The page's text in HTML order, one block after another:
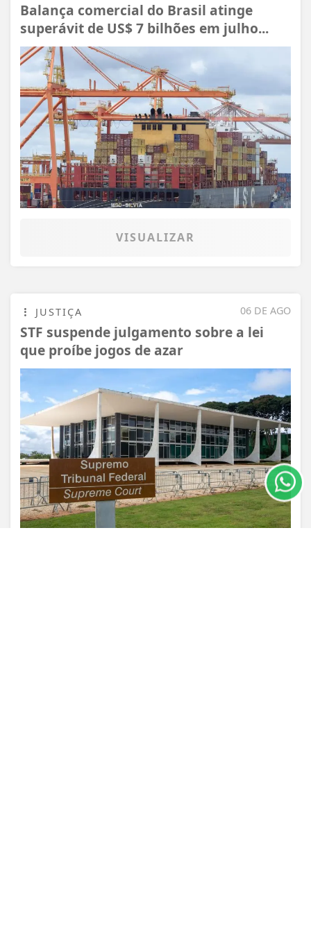
Balança comercial do Brasil atinge
superávit de US$ 7 bilhões em julho...
VISUALIZAR
06 DE AGO
JUSTIÇA
STF suspende julgamento sobre a lei
que proíbe jogos de azar
Termos de Uso e Privacidade
Esse site utiliza cookies para melhorar sua
experiência de navegação. Ao continuar o acesso,
entendemos que você concorda com nossos Termos
de Uso e Privacidade.
PARA MAIS INFORMAÇÕES,
ACESSE NOSSOS TERMOS
CLICANDO AQUI
PROSSEGUIR